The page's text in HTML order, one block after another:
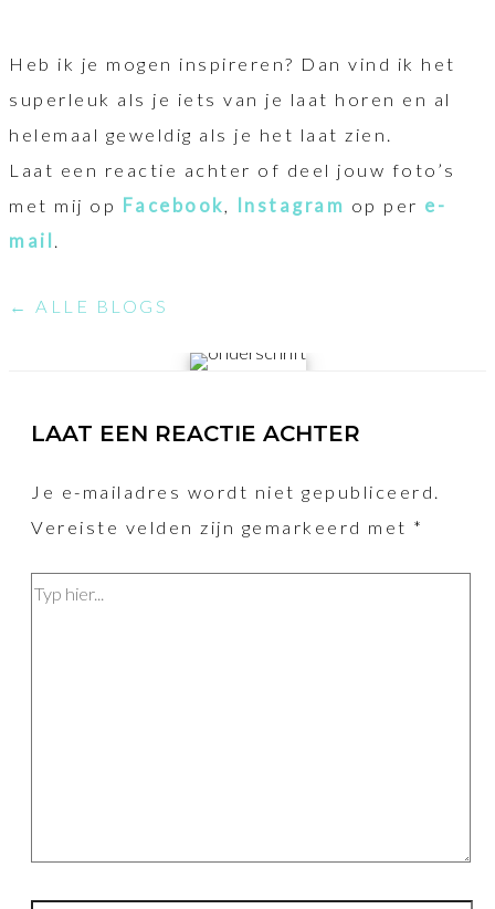
Heb ik je mogen inspireren? Dan vind ik het
superleuk als je iets van je laat horen en al
helemaal geweldig als je het laat zien.
Laat een reactie achter of deel jouw foto’s
met mij op
Facebook, Instagram op per e-
mail .
← ALLE BLOGS
LAAT EEN REACTIE ACHTER
Je e-mailadres wordt niet gepubliceerd.
Vereiste velden zijn gemarkeerd met *
Typ